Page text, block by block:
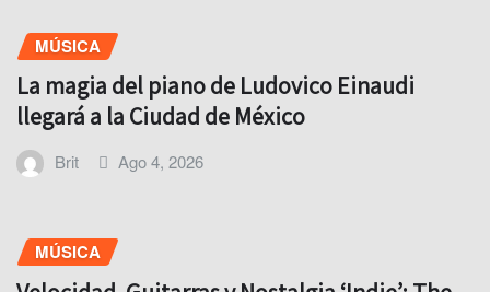
MÚSICA
La magia del piano de Ludovico Einaudi
llegará a la Ciudad de México
Brit Ago 4, 2026
MÚSICA